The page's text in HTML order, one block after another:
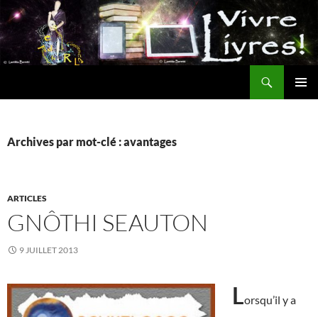
Aller
au
contenu
Archives par mot-clé : avantages
ARTICLES
GNÔTHI SEAUTON
9 JUILLET 2013
Lorsqu’il y a